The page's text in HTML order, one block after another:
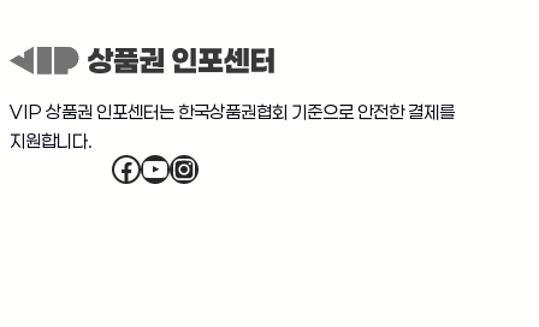
VIP 상품권 인포센터는 한국상품권협회 기준으로 안전한 결제를
지원합니다.
Facebook
YouTube
Instagram